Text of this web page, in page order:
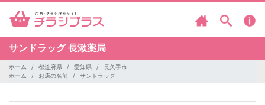
サンドラッグ長湫薬局
ホーム 都道府県 愛知県
長久手市
ホーム
お店の名前 サンドラッグ